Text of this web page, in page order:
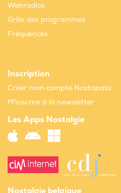
Webradios
Grille des programmes
Fréquences
Inscription
Créer mon compte Nostapass
M'inscrire à la newsletter
Les Apps Nostalgie
Nostalgie belgique